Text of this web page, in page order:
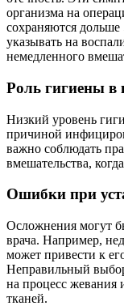
организма на
сохраняются
указывать на
немедленного
Роль гигиены в
Низкий уровень
причиной
важно соблюдать
вмешательства,
Ошибки при
Осложнения могут
врача. Например,
может привести к
Неправильный
на процесс жевания
тканей.